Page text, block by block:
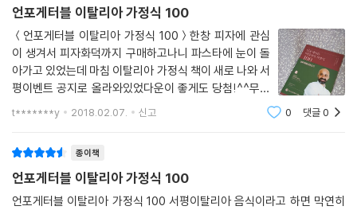
캐러멜 소스를 곁들인 초콜릿 케이크
요즘은 인터넷이나 대형 마트, 백화점에서 세계 각국의 다양한 요리 재료
들을 쉽게 구할 수 있다. 책에서 설명하는 레시피들에 필요한 재료들은 상
당 수 국내에서 구하기 쉬운 것들이며 간혹 국내에서 구하기 어려운 재료
들은 대체용 재료들을 소개하고 있어 재료 걱정은 더 이상 하지 않아도 된
다.
언포게터블 이탈리아 가정식 100
＜언포게터블 이탈리아 가정식 100＞한창 피자에 관심
이 생겨서 피자화덕까지 구매하고나니 파스타에 눈이 돌
아가고 있었는데 마침 이탈리아 가정식 책이 새로 나와 서
평이벤트 공지로 올라와있었다운이 좋게도 당첨!^^무려
100가지나 레시피가 되는데 책이 꽤 두껍다실제로 책을
펼쳐보면 생각보다 더 다양한 이탈리아 요리들이 있는 책
t*******y 2018.02.07. 신고 0 댓글0
종이책
언포게터블 이탈리아 가정식 100
언포게터블 이탈리아 가정식 100 서평이탈리아 음식이라고 하면 막연히